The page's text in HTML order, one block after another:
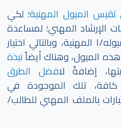
تقيس الميول المهنية؛ لكي
الإرشاد المهني؛ لمساعدة
ا المهنية، وبالتالي اختيار
الميول، وهناك أيضاًنبذة
إضافةً لافضل الطرق
كافة، تلك الموجودة في
بالملف المهني للطالب/